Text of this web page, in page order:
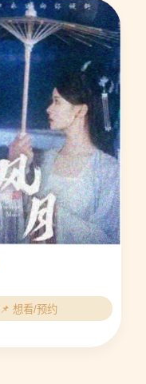
📌 想看/预约